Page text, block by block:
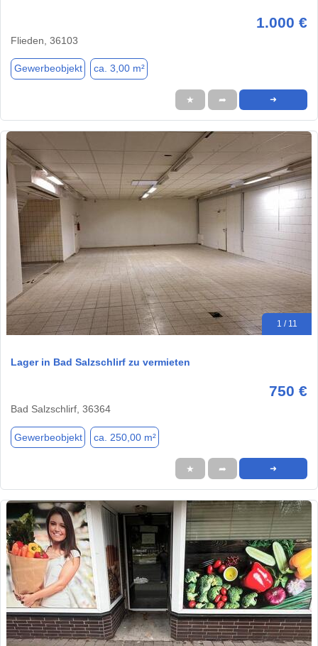
1.000 €
Flieden, 36103
Gewerbeobjekt ca. 3,00 m²
★ ➦ ➜
1 / 11
Lager in Bad Salzschlirf zu vermieten
750 €
Bad Salzschlirf, 36364
Gewerbeobjekt ca. 250,00 m²
★ ➦ ➜